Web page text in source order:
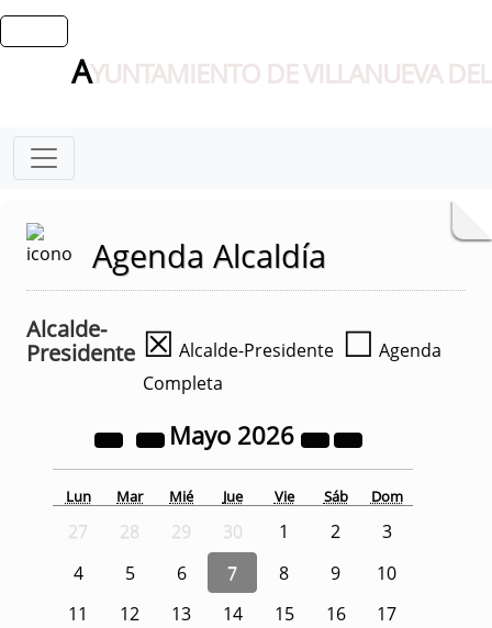
AYUNTAMIENTO DE VILLANUEVA
Agenda Alcaldía
Alcalde-
Presidente ☒ Alcalde-Presidente ☐ Agenda
Completa
Mayo 2026
Lun Mar Mié Jue Vie Sáb Dom
27 28 29 30 1 2
3
4
5 6 7 8 9
10
11
12 13 14 15 16
17